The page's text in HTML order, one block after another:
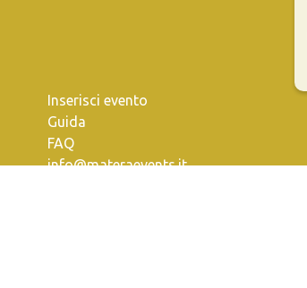
Inserisci evento
Guida
FAQ
info@materaevents.it